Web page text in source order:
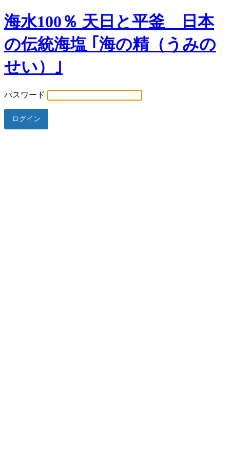
海水100％ 天日と平釜 日本
の伝統海塩 ｢海の精（うみの
せい）｣
パスワード